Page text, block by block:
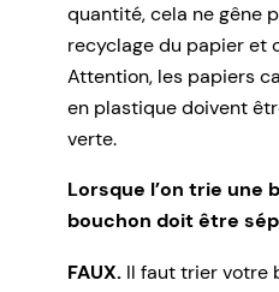
quantité, cela ne gêne
recyclage du papier et
Attention, les papiers
en plastique doivent
verte.
Lorsque l’on trie une
bouchon doit être
FAUX. Il faut trier votre